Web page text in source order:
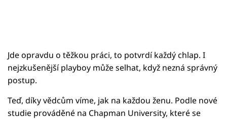
Jde opravdu o těžkou práci, to potvrdí každý chlap. I
nejzkušenější playboy může selhat, když nezná správný
postup.
Teď, díky vědcům víme, jak na každou ženu. Podle nové
studie prováděné na Chapman University, které se